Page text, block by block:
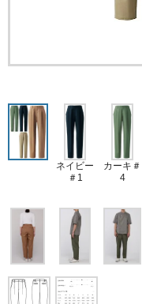
ネイビー
＃1
カーキ＃
4